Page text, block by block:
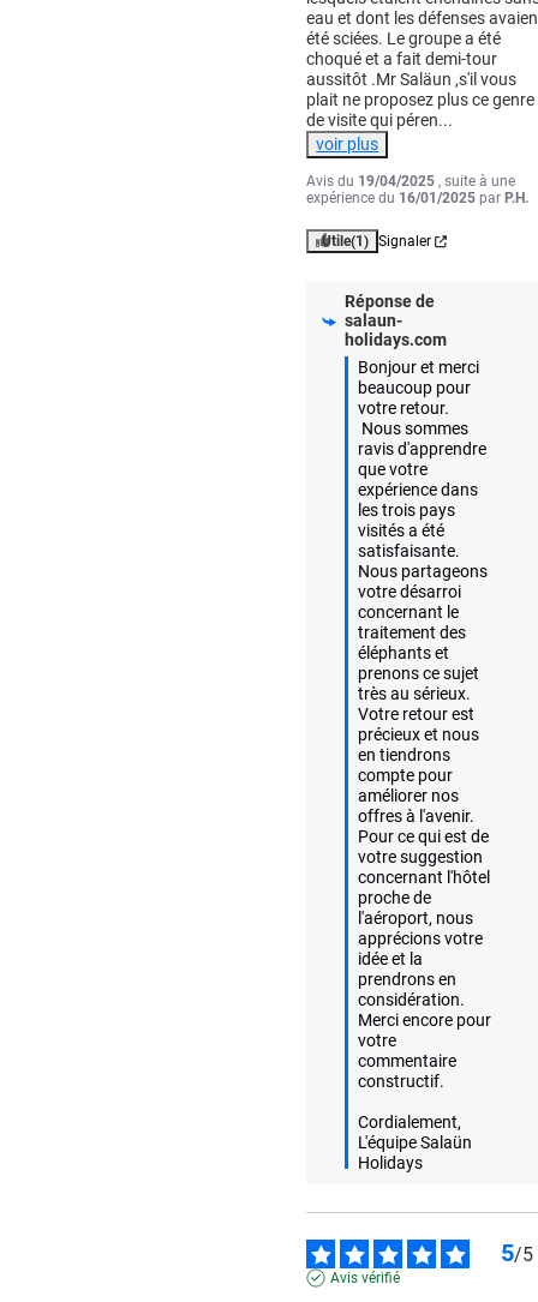
eau et dont les défenses
été sciées. Le groupe a été
choqué et a fait demi-tour
aussitôt .Mr Saläun ,s'il vous
plait ne proposez plus ce genre
de visite qui péren...
voir plus
Avis du 19/04/2025 , suite à une
expérience du 16/01/2025 par P.H.
Utile(1) Signaler
Réponse de
salaun-
holidays.com
Bonjour et merci
beaucoup pour
votre retour.
ravis d'apprendre
que votre
expérience dans
les trois pays
visités a été
satisfaisante.
Nous partageons
votre désarroi
concernant le
traitement des
éléphants et
prenons ce sujet
très au sérieux.
Votre retour est
précieux et nous
en tiendrons
compte pour
améliorer nos
offres à l'avenir.
Pour ce qui est de
votre suggestion
concernant l'hôtel
proche de
l'aéroport, nous
apprécions votre
idée et la
prendrons en
considération.
Merci encore pour
votre
commentaire
constructif.
Cordialement,
L'équipe Salaün
Holidays
5/5
Avis vérifié